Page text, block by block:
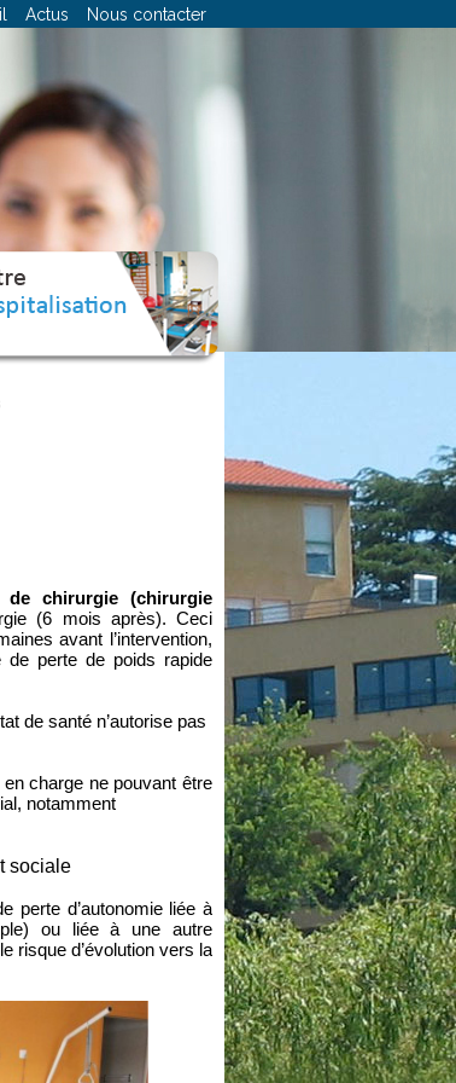
Actus Nous contacter
Votre
de chirurgie (chirurgie
(6 mois après). Ceci
avant l’intervention,
de perte de poids rapide
de santé n’autorise pas
charge ne pouvant être
notamment
sociale
perte d’autonomie liée à
ou liée à une autre
risque d’évolution vers la